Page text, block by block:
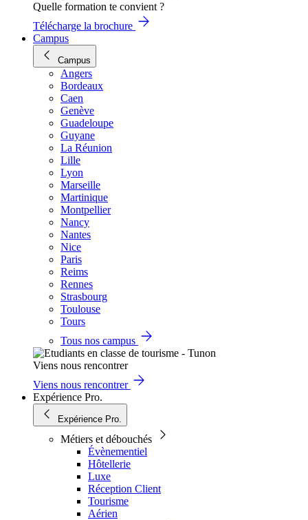
Quelle formation te convient ?
Télécharge la brochure
Campus
Campus
Angers
Bordeaux
Caen
Genève
Guadeloupe
Guyane
La Réunion
Lille
Lyon
Marseille
Martinique
Montpellier
Nancy
Nantes
Nice
Paris
Reims
Rennes
Strasbourg
Toulouse
Tours
Tous nos campus
Viens nous rencontrer
Viens nous rencontrer
Expérience Pro.
Expérience Pro.
Métiers et débouchés
Évènementiel
Hôtellerie
Luxe
Réception Client
Tourisme
Aérien